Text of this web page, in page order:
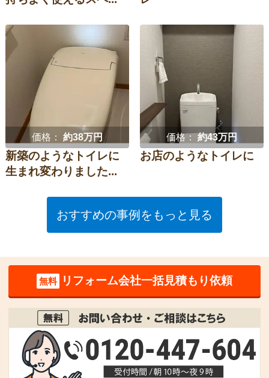
価格：約38万円
新築のようなトイレに
生まれ変わりました...
価格： 約43万円
お店のようなトイレに
おすすめの事例をもっと見る
無料 リフォーム会社一括見積もり依頼